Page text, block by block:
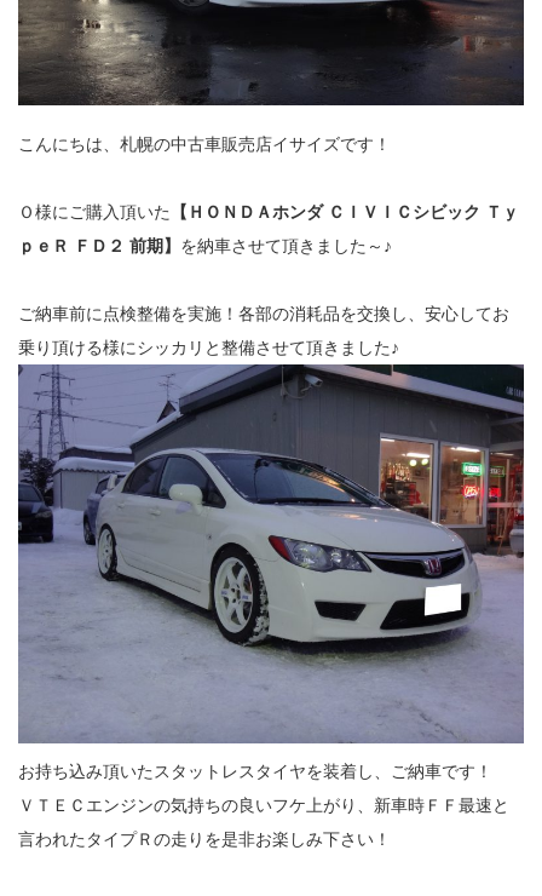
こんにちは、札幌の中古車販売店イサイズです！
Ｏ様にご購入頂いた
【ＨＯＮＤＡホンダ ＣＩＶＩＣシビック Ｔｙ
ｐｅＲ ＦＤ２ 前期】 を納車させて頂きました～♪
ご納車前に点検整備を実施！各部の消耗品を交換し、安心してお
乗り頂ける様にシッカリと整備させて頂きました♪
お持ち込み頂いたスタットレスタイヤを装着し、ご納車です！
ＶＴＥＣエンジンの気持ちの良いフケ上がり、新車時ＦＦ最速と
言われたタイプＲの走りを是非お楽しみ下さい！